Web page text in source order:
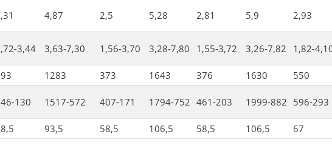
4,87 2,5 5,28 2,81 5,9 2,93
3,44 3,63-7,30 1,56-3,70 3,28-7,80 1,55-3,72 3,26-7,82 1,82-
1283 373 1643 376 1630 550
130 1517-572 407-171 1794-752 461-203 1999-882 596-293
93,5 58,5 106,5 58,5 106,5 67